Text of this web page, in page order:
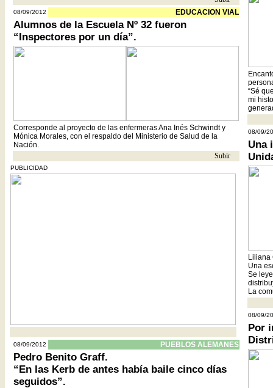
08/09/2012 EDUCACION VIAL
Alumnos de la Escuela Nº 32 fueron
“Inspectores por un día”.
Corresponde al proyecto de las enfermeras Ana Inés Schwindt y
Mónica Morales, con el respaldo del Ministerio de Salud de la
Nación.
Subir
PUBLICIDAD
08/09/2012 PUEBLOS ALEMANES
Pedro Benito Graff.
“En las Kerb de antes había baile cinco días
seguidos”.
“Sé
mi
08/09/
Una
Liliana
Una
Se
La
08/09/
Por